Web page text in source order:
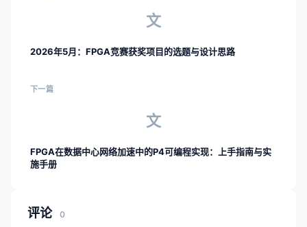
文
2026年5月：FPGA竞赛获奖项目的选题与设计思路
下一篇
文
FPGA在数据中心网络加速中的P4可编程实现：上手指南与实
施手册
评论 0